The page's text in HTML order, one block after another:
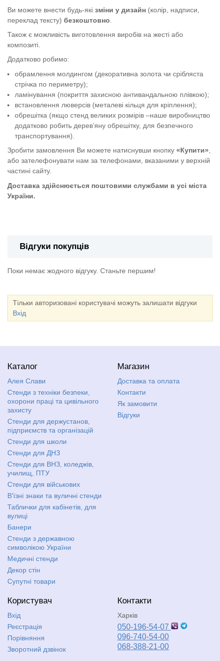
Ви можете внести будь-які зміни у дизайн (колір, надписи,
переклад тексту) безкоштовно
Також є можливість виготовлення виробів на жесті або
композиті.
Додатково робимо:
обрамлення молдингом (декоративна золота чи срібляста
стрічка по периметру);
ламінування (покриття захисною антивандальною плівкою);
встановлення люверсів (металеві кільця для кріплення);
обрешітка (якщо стенд великих розмірів –наше виробництво
додатково робить дерев’яну обрешітку, для безпечного
транспортування).
Зробити замовлення Ви можете натиснувши кнопку «Купити»
або зателефонувати нам за телефонами, вказаними у верхній
частині сайту.
Доставка здійснюється поштовими службами в усі міста
України.
Відгуки покупців
Поки немає жодного відгуку. Станьте першим!
Тільки авторизовані користувачі можуть залишати відгуки
Вхід
Каталог
Алея Слави
Стенди з техніки безпеки,
охорони праці та цивільного
захисту
Стенди для держустанов,
підприємств та організацій
Стенди для школи
Стенди для ДНЗ
Стенди для ВНЗ, коледжів,
училищ, ПТУ
Стенди для військових
В'їзні знаки та вуличні стенди
Таблички для кабінетів, для
вулиці
Банери
Стенди з державною
символікою України
Медичні стенди
Декор стін
Супутні товари
Магазин
Доставка та оплата
Контакти
Як замовити
Відгуки
Користувач
Вхід
Реєстрація
Порівняння
Зворотний дзвінок
Контакти
Харків
050-196-54-07
096-740-54-00
068-388-21-00